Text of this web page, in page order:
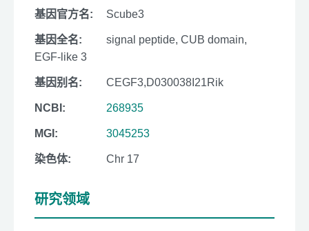
基因官方名: Scube3
基因全名:
signal peptide, CUB domain,
EGF-like 3
基因别名: CEGF3,D030038I21Rik
NCBI: 268935
MGI: 3045253
染色体: Chr 17
研究领域